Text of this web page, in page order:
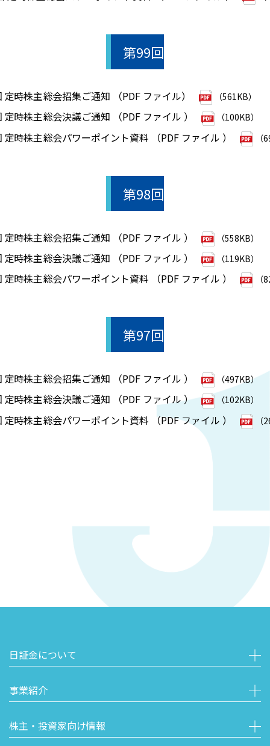
第99回
定時株主総会招集ご通知 （PDF ファイル） （561KB）
定時株主総会決議ご通知 （PDF ファイル ） （100KB）
定時株主総会パワーポイント資料 （PDF ファイル ）
第98回
定時株主総会招集ご通知 （PDF ファイル ） （558KB）
定時株主総会決議ご通知 （PDF ファイル ） （119KB）
定時株主総会パワーポイント資料 （PDF ファイル ）
第97回
定時株主総会招集ご通知 （PDF ファイル ） （497KB）
定時株主総会決議ご通知 （PDF ファイル ） （102KB）
定時株主総会パワーポイント資料 （PDF ファイル ）
日証金について
事業紹介
株主・投資家向け情報